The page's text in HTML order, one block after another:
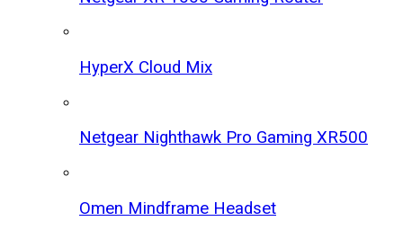
HyperX Cloud Mix
Netgear Nighthawk Pro Gaming XR500
Omen Mindframe Headset